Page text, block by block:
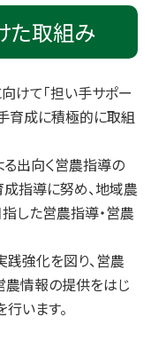
た取組み
けて「担い手サポー
育成に積極的に取組
る出向く営農指導の
指導に努め、地域農
した営農指導・営農
強化を図り、営農
農情報の提供をはじ
います。